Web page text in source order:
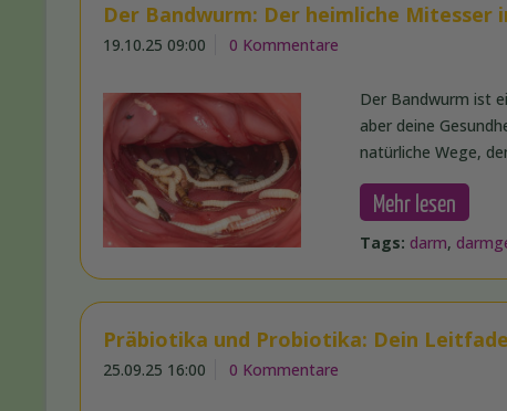
Der Bandwurm: Der heimliche Mitesser
19.10.25 09:00 0 Kommentare
Der Bandwurm ist
aber deine
natürliche Wege,
Mehr lesen
Tags: darm,
Präbiotika und Probiotika: Dein
25.09.25 16:00 0 Kommentare